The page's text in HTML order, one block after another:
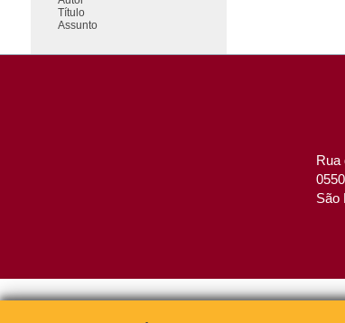
Título
Assunto
Rua
São